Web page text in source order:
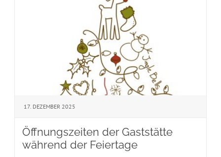
17. DEZEMBER 2025
Öffnungszeiten der Gaststätte
während der Feiertage